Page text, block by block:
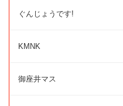
ぐんじょうです!
KMNK
御座井マス